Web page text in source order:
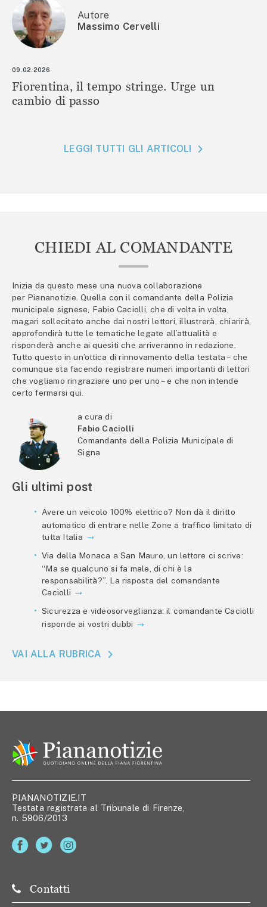
Autore
Massimo Cervelli
09.02.2026
Fiorentina, il tempo stringe. Urge un
cambio di passo
LEGGI TUTTI GLI ARTICOLI
CHIEDI AL COMANDANTE
Inizia da questo mese una nuova collaborazione
per Piananotizie. Quella con il comandante della Polizia
municipale signese, Fabio Caciolli, che di volta in volta,
magari sollecitato anche dai nostri lettori, illustrerà, chiarirà,
approfondirà tutte le tematiche legate all’attualità e
risponderà anche ai quesiti che arriveranno in redazione.
Tutto questo in un’ottica di rinnovamento della testata – che
comunque sta facendo registrare numeri importanti di lettori
che vogliamo ringraziare uno per uno – e che non intende
certo fermarsi qui.
a cura di
Fabio Caciolli
Comandante della Polizia Municipale di
Signa
Gli ultimi post
Avere un veicolo 100% elettrico? Non dà il diritto
automatico di entrare nelle Zone a traffico limitato di
tutta Italia
Via della Monaca a San Mauro, un lettore ci scrive:
“Ma se qualcuno si fa male, di chi è la
responsabilità?”. La risposta del comandante
Caciolli
Sicurezza e videosorveglianza: il comandante Caciolli
risponde ai vostri dubbi
VAI ALLA RUBRICA
PIANANOTIZIE.IT
Testata registrata al Tribunale di Firenze,
n. 5906/2013
Contatti